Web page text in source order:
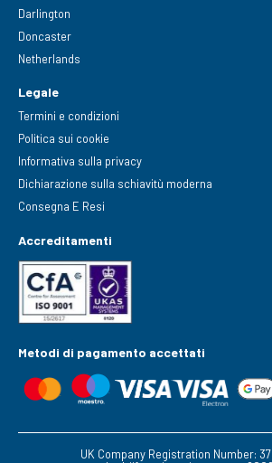
Darlington
Doncaster
Netherlands
Legale
Termini e condizioni
Politica sui cookie
Informativa sulla privacy
Dichiarazione sulla schiavitù moderna
Consegna E Resi
Accreditamenti
Metodi di pagamento accettati
UK Company Registration Number: